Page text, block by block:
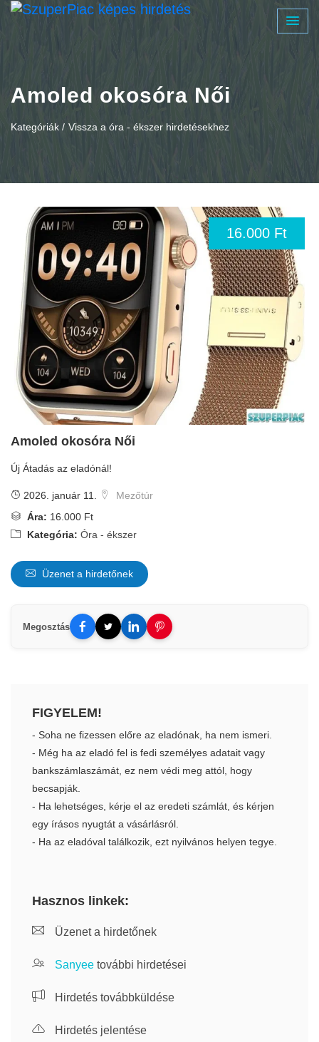
Amoled okosóra Női
Kategóriák / Vissza a óra - ékszer hirdetésekhez
16.000 Ft
Amoled okosóra Női
Új Átadás az eladónál!
2026. január 11.
Mezőtúr
Ára: 16.000 Ft
Kategória: Óra - ékszer
Üzenet a hirdetőnek
Megosztás
FIGYELEM!
- Soha ne fizessen előre az eladónak, ha nem ismeri.
- Még ha az eladó fel is fedi személyes adatait vagy
bankszámlaszámát, ez nem védi meg attól, hogy
becsapják.
- Ha lehetséges, kérje el az eredeti számlát, és kérjen
egy írásos nyugtát a vásárlásról.
- Ha az eladóval találkozik, ezt nyilvános helyen tegye.
Hasznos linkek:
Üzenet a hirdetőnek
Sanyee további hirdetései
Hirdetés továbbküldése
Hirdetés jelentése